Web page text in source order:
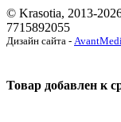
© Krasotia, 2013-
7715892055
Дизайн сайта -
Товар добавлен к